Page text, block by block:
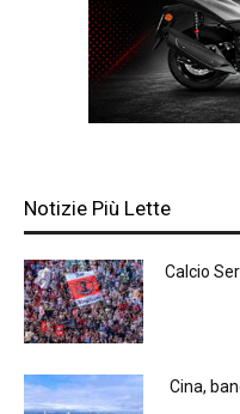
Notizie Più Lette
Calcio
Cina,